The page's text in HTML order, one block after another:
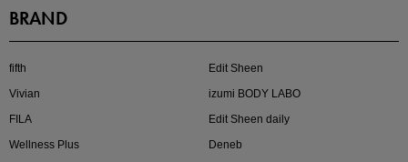
BRAND
fifth
Edit Sheen
Vivian
izumi BODY LABO
FILA
Edit Sheen daily
Wellness Plus
Deneb